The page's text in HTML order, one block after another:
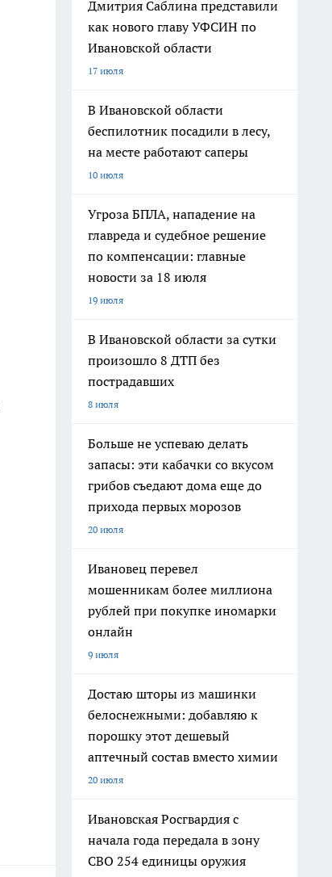
Дмитрия Саблина представили
как нового главу УФСИН по
Ивановской области
17 июля
В Ивановской области
беспилотник посадили в лесу,
на месте работают саперы
10 июля
Угроза БПЛА, нападение на
главреда и судебное решение
по компенсации: главные
новости за 18 июля
19 июля
В Ивановской области за сутки
произошло 8 ДТП без
пострадавших
8 июля
Больше не успеваю делать
запасы: эти кабачки со вкусом
грибов съедают дома еще до
прихода первых морозов
20 июля
Ивановец перевел
мошенникам более миллиона
рублей при покупке иномарки
онлайн
9 июля
Достаю шторы из машинки
белоснежными: добавляю к
порошку этот дешевый
аптечный состав вместо химии
20 июля
Ивановская Росгвардия с
начала года передала в зону
СВО 254 единицы оружия